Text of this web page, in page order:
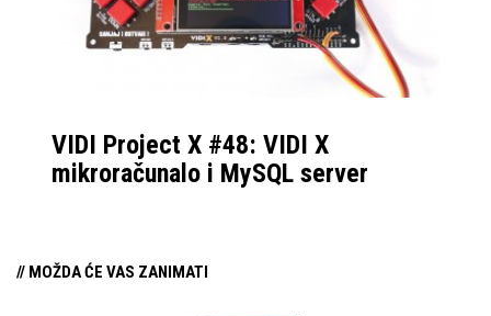
VIDI Project X #48: VIDI X
mikroračunalo i MySQL server
// MOŽDA ĆE VAS ZANIMATI